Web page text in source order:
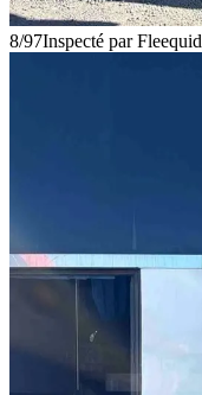
8/97Inspecté par Fleequid